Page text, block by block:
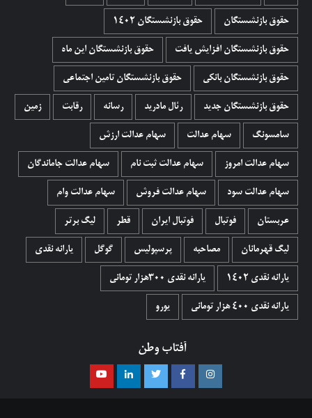
حقوق بازنشستگان حقوق بازنشستگان 1402
حقوق بازنشستگان افزایش یافت حقوق بازنشستگان این ماه
حقوق بازنشستگان بانکی حقوق بازنشستگان تامین اجتماعی
حقوق بازنشستگان جدید رئال مادرید رسانه رقابت زمین
سامسونگ سهام عدالت سهام عدالت ارزش
سهام عدالت امروز سهام عدالت ثبت نام سهام عدالت جاماندگان
سهام عدالت سود سهام عدالت فروش سهام عدالت وام
عربستان فوتبال فوتبال ایران قطر لیگ برتر
لیگ قهرمانان مصاحبه پرسپولیس گوگل یارانه نقدی
یارانه نقدی 1402 یارانه نقدی ۳۰۰هزار تومانی
یارانه نقدی ۴۰۰ هزار تومانی یورو
آفتاب وطن
اینستاگرامفیسبوکتوییتر لینکدینیوتیوب